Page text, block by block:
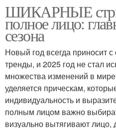
ШИКАРНЫЕ
полное лицо:
сезона
Новый год всегда приносит
тренды, и 2025 год не стал
множества изменений в
уделяется прическам,
индивидуальность и
полным лицом важно
визуально вытягивают лицо,